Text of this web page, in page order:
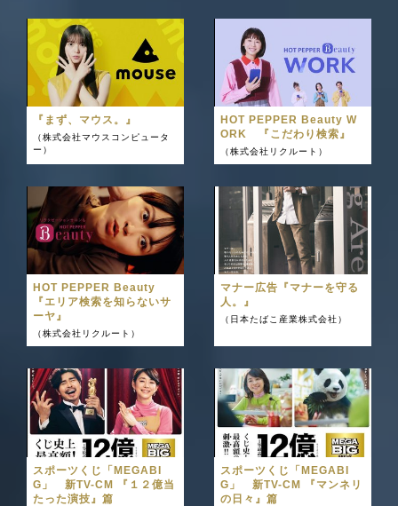
『まず、マウス。』
（株式会社マウスコンピュータ
ー）
HOT PEPPER Beauty W
ORK 『こだわり検索』
（株式会社リクルート）
HOT PEPPER Beauty
『エリア検索を知らないサ
ーヤ』
（株式会社リクルート）
マナー広告『マナーを守る
人。』
（日本たばこ産業株式会社）
スポーツくじ「MEGABI
G」 新TV-CM 『１２億当
たった演技』篇
スポーツくじ「MEGABI
G」 新TV-CM 『マンネリ
の日々』篇